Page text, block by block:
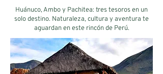
Huánuco, Ambo y Pachitea: tres tesoros en un
solo destino. Naturaleza, cultura y aventura te
aguardan en este rincón de Perú.